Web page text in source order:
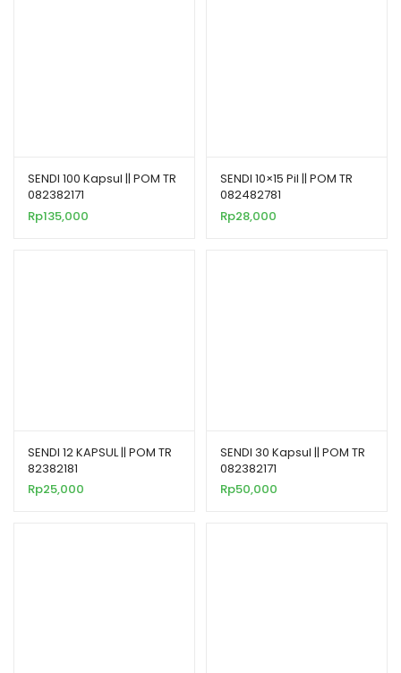
SENDI 100 Kapsul || POM TR
082382171
Rp135,000
SENDI 10×15 Pil || POM TR
082482781
Rp28,000
SENDI 12 KAPSUL || POM TR
82382181
Rp25,000
SENDI 30 Kapsul || POM TR
082382171
Rp50,000